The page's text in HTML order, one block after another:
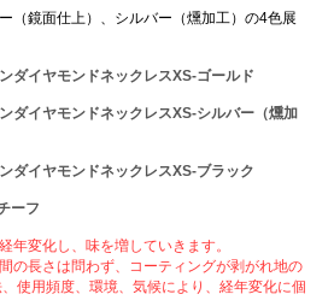
（鏡面仕上）、シルバー（燻加工）の4色展
ダイヤモンドネックレスXS-ゴールド
ダイヤモンドネックレスXS-シルバー（燻加
ダイヤモンドネックレスXS-ブラック
ーフ
年変化し、味を増していきます。
の長さは問わず、コーティングが剥がれ地の
使用頻度、環境、気候により、経年変化に個